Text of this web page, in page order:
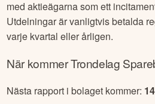
Som vi tipsade om ovan finner du
Trondelag Sparebankutdelning via
jämföra med andra bolag.
Utdelningen är en del av